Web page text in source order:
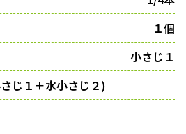
１個
小さじ１
じ１＋水小さじ２)